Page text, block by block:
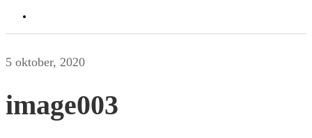
5 oktober, 2020
image003